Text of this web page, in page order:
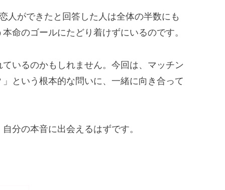
人ができたと回答した人は全体の半数にも
命のゴールにたどり着けずにいるのです。
いるのかもしれません。今回は、マッチン
という根本的な問いに、一緒に向き合って
分の本音に出会えるはずです。